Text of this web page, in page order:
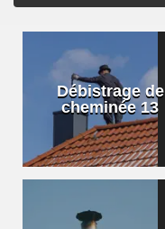
Débistrage de
cheminée 13